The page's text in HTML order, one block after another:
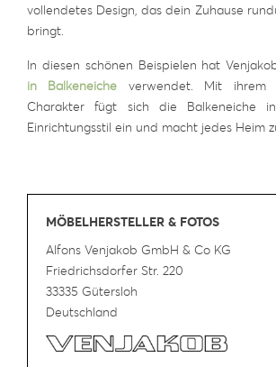
vollendetes Design, das dein Zuhause
bringt.
In diesen schönen Beispielen hat
in Balkeneiche verwendet. Mit ihrem
Charakter fügt sich die Balkeneiche
Einrichtungsstil ein und macht jedes Heim
MÖBELHERSTELLER & FOTOS
Alfons Venjakob GmbH & Co KG
Friedrichsdorfer Str. 220
33335 Gütersloh
Deutschland